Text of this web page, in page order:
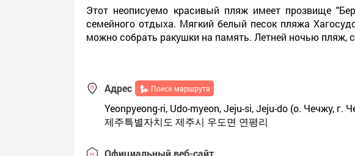
Этот неописуемо красивый пляж имеет прозвище
семейного отдыха. Мягкий белый песок пляжа
можно собрать ракушки на память. Летней ночью пляж,
Адрес Поиск маршрута
Yeonpyeong-ri, Udo-myeon, Jeju-si, Jeju-do (о. Чечжу, г.
제주특별자치도 제주시 우도면 연평리
Официальный веб-сайт